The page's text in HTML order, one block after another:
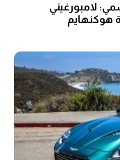
لامبورغيني